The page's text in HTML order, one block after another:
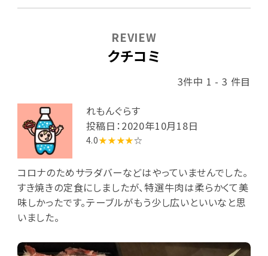
クチコミ
REVIEW
3件中 1 - 3 件目
れもんぐらす
投稿日：2020年10月18日
4.0★★★★☆
コロナのためサラダバーなどはやっていませんでした。
すき焼きの定食にしましたが、特選牛肉は柔らかくて美
味しかったです。テーブルがもう少し広いといいなと思
いました。